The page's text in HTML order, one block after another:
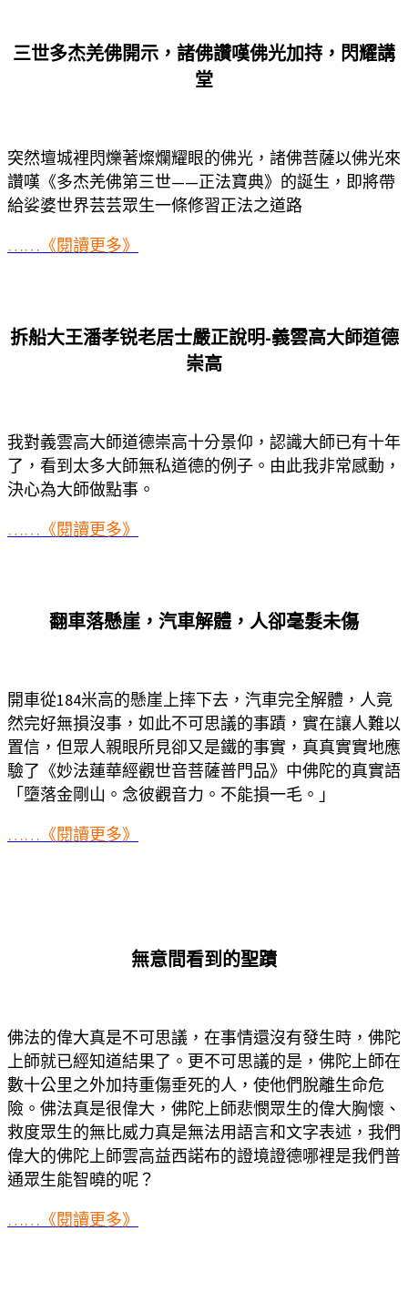
三世多杰羌佛開示，諸佛讚嘆佛光加持，閃耀講
堂
突然壇城裡閃爍著燦爛耀眼的佛光，諸佛菩薩以佛光來
讚嘆《多杰羌佛第三世——正法寶典》的誕生，即將帶
給娑婆世界芸芸眾生一條修習正法之道路
……《閱讀更多》
拆船大王潘孝锐老居士嚴正說明-義雲高大師道德
崇高
我對義雲高大師道德崇高十分景仰，認識大師已有十年
了，看到太多大師無私道德的例子。由此我非常感動，
決心為大師做點事。
……《閱讀更多》
翻車落懸崖，汽車解體，人卻毫髮未傷
開車從184米高的懸崖上摔下去，汽車完全解體，人竟
然完好無損沒事，如此不可思議的事蹟，實在讓人難以
置信，但眾人親眼所見卻又是鐵的事實，真真實實地應
驗了《妙法蓮華經觀世音菩薩普門品》中佛陀的真實語
「墮落金剛山。念彼觀音力。不能損一毛。」
……《閱讀更多》
無意間看到的聖蹟
佛法的偉大真是不可思議，在事情還沒有發生時，佛陀
上師就已經知道結果了。更不可思議的是，佛陀上師在
數十公里之外加持重傷垂死的人，使他們脫離生命危
險。佛法真是很偉大，佛陀上師悲憫眾生的偉大胸懷、
救度眾生的無比威力真是無法用語言和文字表述，我們
偉大的佛陀上師雲高益西諾布的證境證德哪裡是我們普
通眾生能智曉的呢？
……《閱讀更多》